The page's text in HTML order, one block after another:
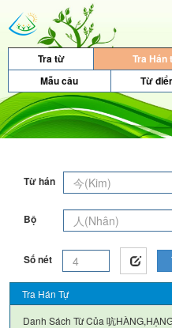
Tra từ Tra Hán
Mẫu câu
Từ
Từ hán
Bộ
Số nét
Tra Hán Tự
Danh Sách Từ Của 吭